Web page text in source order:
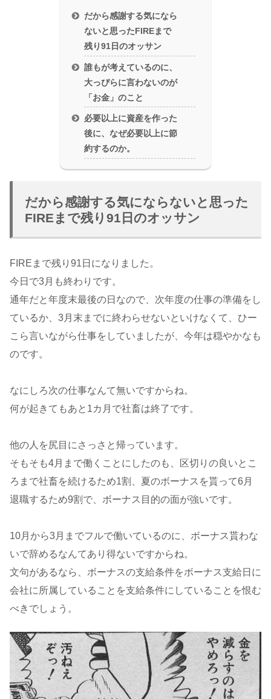
だから感謝する気になら
ないと思ったFIREまで
残り91日のオッサン
誰もが考えているのに、
大っぴらに言わないのが
「お金」のこと
必要以上に資産を作った
後に、なぜ必要以上に節
約するのか。
だから感謝する気にならないと思った
FIREまで残り91日のオッサン
FIREまで残り91日になりました。
今日で3月も終わりです。
通年だと年度末最後の日なので、次年度の仕事の準備をし
ているか、3月末までに終わらせないといけなくて、ひー
こら言いながら仕事をしていましたが、今年は穏やかなも
のです。
なにしろ次の仕事なんて無いですからね。
何が起きてもあと1カ月で社畜は終了です。
他の人を尻目にさっさと帰っています。
そもそも4月まで働くことにしたのも、区切りの良いとこ
ろまで社畜を続けるため1割、夏のボーナスを貰って6月
退職するため9割で、ボーナス目的の面が強いです。
10月から3月までフルで働いているのに、ボーナス貰わな
いで辞めるなんてあり得ないですからね。
文句があるなら、ボーナスの支給条件をボーナス支給日に
会社に所属していることを支給条件にしていることを恨む
べきでしょう。